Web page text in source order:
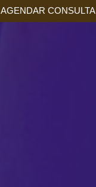
AGENDAR CONSULTA